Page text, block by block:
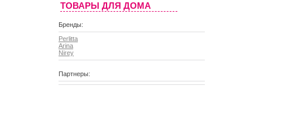
ТОВАРЫ ДЛЯ ДОМА
Бренды:
Perlitta
Arina
Nirey
Партнеры: